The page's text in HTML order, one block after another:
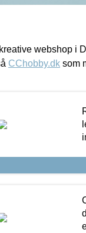
webshop i
CChobby.dk som